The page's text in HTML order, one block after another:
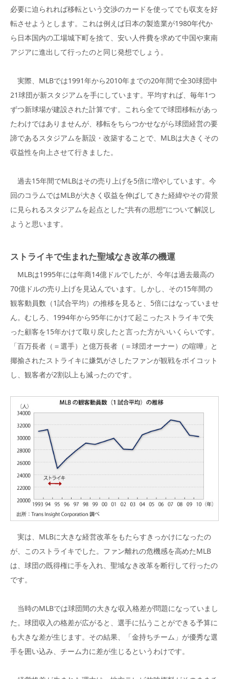
必要に迫られれば移転という交渉のカードを使ってでも収支を好
転させようとします。これは例えば日本の製造業が1980年代か
ら日本国内の工場城下町を捨て、安い人件費を求めて中国や東南
アジアに進出して行ったのと同じ発想でしょう。
実際、MLBでは1991年から2010年までの20年間で全30球団中
21球団が新スタジアムを手にしています。平均すれば、毎年1つ
ずつ新球場が建設された計算です。これら全てで球団移転があっ
たわけではありませんが、移転をちらつかせながら球団経営の要
諦であるスタジアムを新設・改築することで、MLBは大きくその
収益性を向上させて行きました。
過去15年間でMLBはその売り上げを5倍に増やしています。今
回のコラムではMLBが大きく収益を伸ばしてきた経緯やその背景
に見られるスタジアムを起点とした“共有の思想”について解説し
ようと思います。
ストライキで生まれた聖域なき改革の機運
MLBは1995年には年商14億ドルでしたが、今年は過去最高の
70億ドルの売り上げを見込んでいます。しかし、その15年間の
観客動員数（1試合平均）の推移を見ると、5倍にはなっていませ
ん。むしろ、1994年から95年にかけて起こったストライキで失
った顧客を15年かけて取り戻したと言った方がいいくらいです。
「百万長者（＝選手）と億万長者（＝球団オーナー）の喧嘩」と
揶揄されたストライキに嫌気がさしたファンが観戦をボイコット
し、観客者が2割以上も減ったのです。
実は、MLBに大きな経営改革をもたらすきっかけになったの
が、このストライキでした。ファン離れの危機感を高めたMLB
は、球団の既得権に手を入れ、聖域なき改革を断行して行ったの
です。
当時のMLBでは球団間の大きな収入格差が問題になっていまし
た。球団収入の格差が広がると、選手に払うことができる予算に
も大きな差が生じます。その結果、「金持ちチーム」が優秀な選
手を囲い込み、チーム力に差が生じるというわけです。